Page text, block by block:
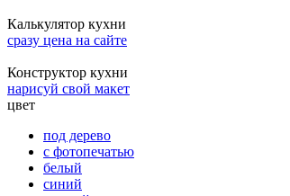
Калькулятор кухни
сразу цена на сайте
Конструктор кухни
нарисуй свой макет
цвет
под дерево
с фотопечатью
белый
синий